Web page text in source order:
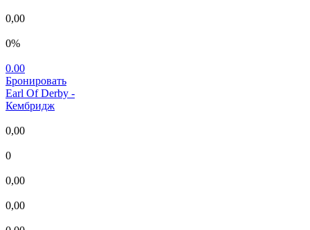
0,00
0%
0.00
Бронировать
Earl Of Derby -
Кембридж
0,00
0
0,00
0,00